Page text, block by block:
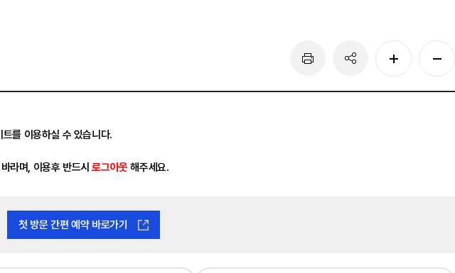
를 이용하실 수 있습니다.
라며, 이용후 반드시로그아웃해주세요.
첫 방문 간편 예약 바로가기